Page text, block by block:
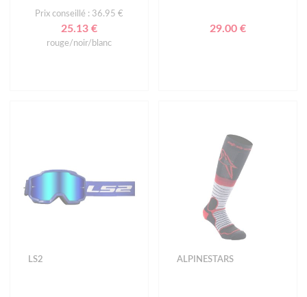
Prix conseillé : 36.95 €
25.13 €
rouge/noir/blanc
29.00 €
LS2 ALPINESTARS